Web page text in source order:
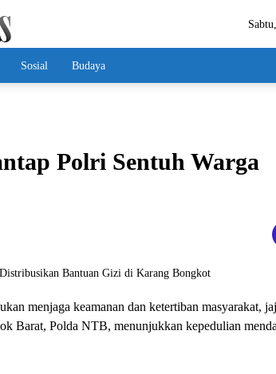
Sosial Budaya
Polri Sentuh Warga
menjaga keamanan dan ketertiban masyarakat,
Barat, Polda NTB, menunjukkan kepedulian